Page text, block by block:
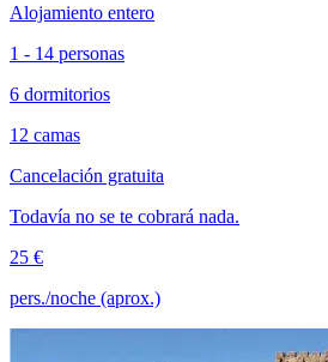
Alojamiento entero
1 - 14 personas
6 dormitorios
12 camas
Cancelación gratuita
Todavía no se te cobrará nada.
25 €
pers./noche (aprox.)